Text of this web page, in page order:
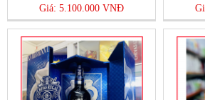
Giá: 5.100.000 VNĐ